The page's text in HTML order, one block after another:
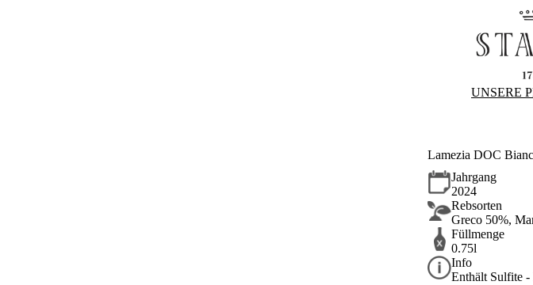
UNSERE
Lamezia DOC
Jahrgang
2024
Rebsorten
Greco 50%,
Füllmenge
0.75l
Info
Enthält Sulfite